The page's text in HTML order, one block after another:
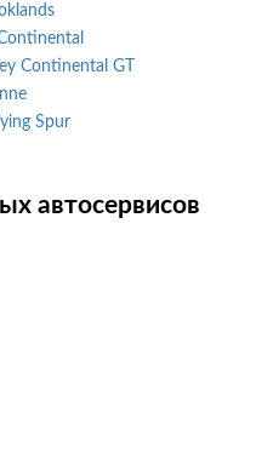
Continental GT
Spur
автосервисов